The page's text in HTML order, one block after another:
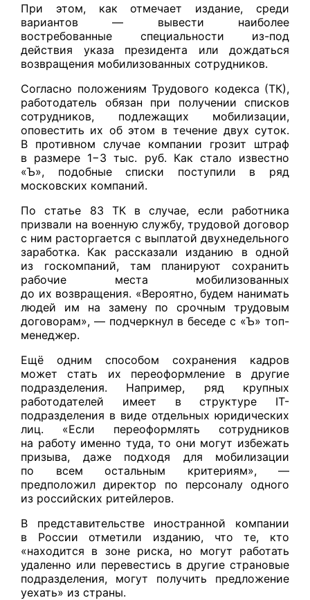
При этом, как отмечает издание, среди
вариантов — вывести наиболее
востребованные специальности из-под
действия указа президента или дождаться
возвращения мобилизованных сотрудников.
Согласно положениям Трудового кодекса (ТК),
работодатель обязан при получении списков
сотрудников, подлежащих мобилизации,
оповестить их об этом в течение двух суток.
В противном случае компании грозит штраф
в размере 1−3 тыс. руб. Как стало известно
«Ъ», подобные списки поступили в ряд
московских компаний.
По статье 83 ТК в случае, если работника
призвали на военную службу, трудовой договор
с ним расторгается с выплатой двухнедельного
заработка. Как рассказали изданию в одной
из госкомпаний, там планируют сохранить
рабочие места мобилизованных
до их возвращения. «Вероятно, будем нанимать
людей им на замену по срочным трудовым
договорам», — подчеркнул в беседе с «Ъ» топ-
менеджер.
Ещё одним способом сохранения кадров
может стать их переоформление в другие
подразделения. Например, ряд крупных
работодателей имеет в структуре IT-
подразделения в виде отдельных юридических
лиц. «Если переоформлять сотрудников
на работу именно туда, то они могут избежать
призыва, даже подходя для мобилизации
по всем остальным критериям», —
предположил директор по персоналу одного
из российских ритейлеров.
В представительстве иностранной компании
в России отметили изданию, что те, кто
«находится в зоне риска, но могут работать
удаленно или перевестись в другие страновые
подразделения, могут получить предложение
уехать» из страны.